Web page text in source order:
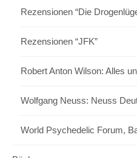
Rezensionen “Die
Rezensionen “JFK”
Robert Anton Wilson: Alles
Wolfgang Neuss: Neuss
World Psychedelic Forum,